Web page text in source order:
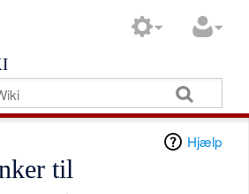
Hjælp
til